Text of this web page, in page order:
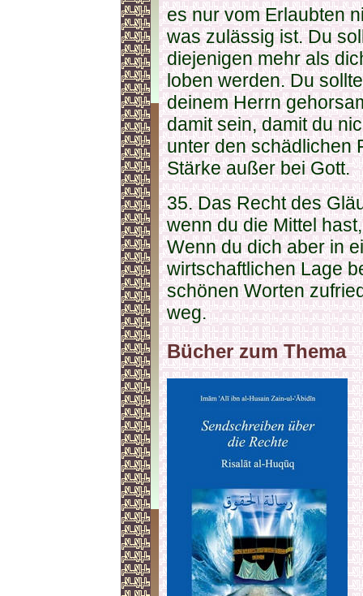
es nur vom Erlaubten
was zulässig ist. Du
diejenigen mehr als
loben werden. Du
deinem Herrn
damit sein, damit du
unter den schädlichen
Stärke außer bei Gott.
35. Das Recht des
wenn du die Mittel
Wenn du dich aber in
wirtschaftlichen Lage
schönen Worten
weg.
Bücher zum Thema